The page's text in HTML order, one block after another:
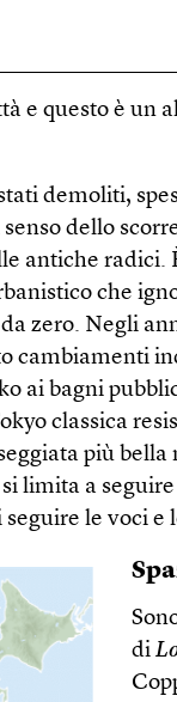
e questo è un
demoliti,
dello
antiche radici.
che
zero. Negli
cambiamenti
ai bagni
classica
più
limita a
le voci e
di